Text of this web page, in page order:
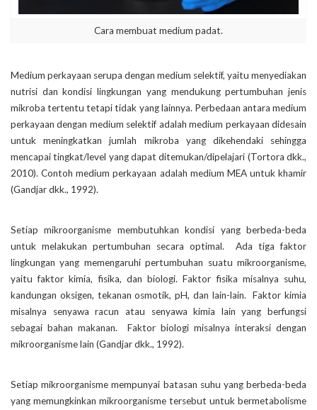
Cara membuat medium padat.
Medium perkayaan serupa dengan medium selektif, yaitu menyediakan
nutrisi dan kondisi lingkungan yang mendukung pertumbuhan jenis
mikroba tertentu tetapi tidak yang lainnya. Perbedaan antara medium
perkayaan dengan medium selektif adalah medium perkayaan didesain
untuk meningkatkan jumlah mikroba yang dikehendaki sehingga
mencapai tingkat/level yang dapat ditemukan/dipelajari (Tortora dkk.,
2010). Contoh medium perkayaan adalah medium MEA untuk khamir
(Gandjar dkk., 1992).
Setiap mikroorganisme membutuhkan kondisi yang berbeda-beda
untuk melakukan pertumbuhan secara optimal. Ada tiga faktor
lingkungan yang memengaruhi pertumbuhan suatu mikroorganisme,
yaitu faktor kimia, fisika, dan biologi. Faktor fisika misalnya suhu,
kandungan oksigen, tekanan osmotik, pH, dan lain-lain. Faktor kimia
misalnya senyawa racun atau senyawa kimia lain yang berfungsi
sebagai bahan makanan. Faktor biologi misalnya interaksi dengan
mikroorganisme lain (Gandjar dkk., 1992).
Setiap mikroorganisme mempunyai batasan suhu yang berbeda-beda
yang memungkinkan mikroorganisme tersebut untuk bermetabolisme